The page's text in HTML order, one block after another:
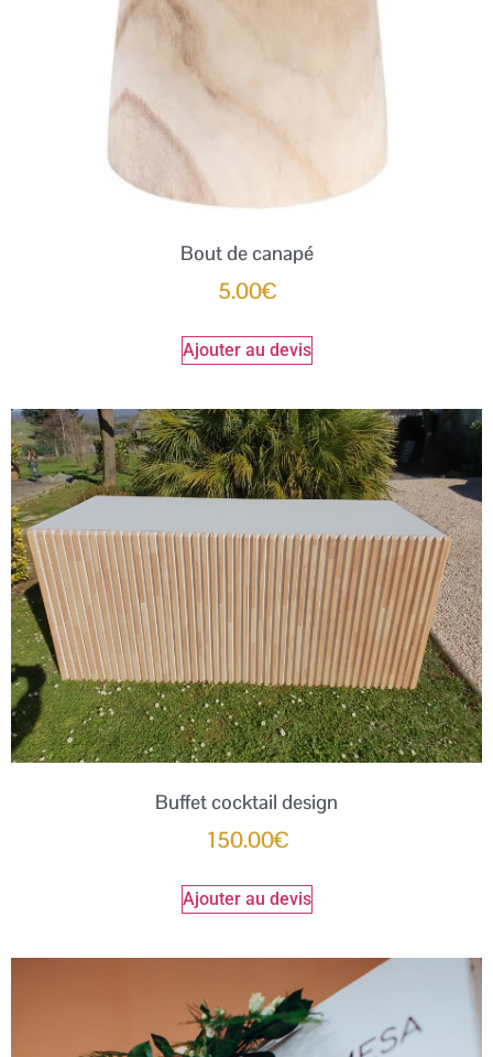
Bout de canapé
5.00€
Ajouter au devis
Buffet cocktail design
150.00€
Ajouter au devis